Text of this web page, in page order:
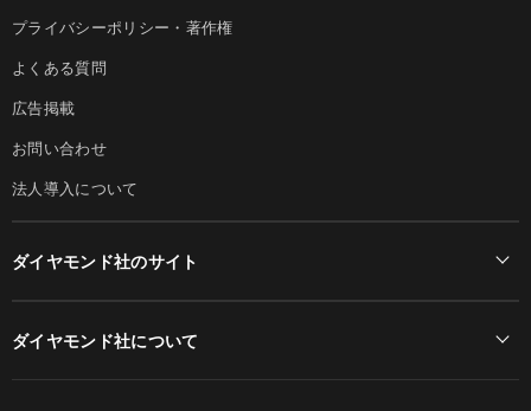
プライバシーポリシー・著作権
よくある質問
広告掲載
お問い合わせ
法人導入について
ダイヤモンド社のサイト
ダイヤモンド社について